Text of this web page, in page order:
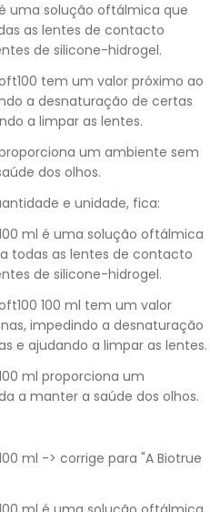
uma solução oftálmica que
as lentes de contacto
de silicone-hidrogel.
tem um valor próximo ao
a desnaturação de certas
a limpar as lentes.
um ambiente sem
dos olhos.
e unidade, fica:
ml é uma solução oftálmica
todas as lentes de contacto
de silicone-hidrogel.
100 ml tem um valor
impedindo a desnaturação
e ajudando a limpar as lentes.
ml proporciona um
a manter a saúde dos olhos.
ml -> corrige para "A Biotrue